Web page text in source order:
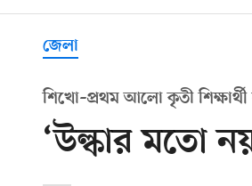
জেলা
শিখো–প্রথম আলো কৃতী শিক্ষার্থী
‘উল্কার মতো